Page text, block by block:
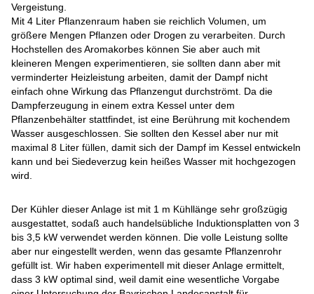
Vergeistung.
Mit 4 Liter Pflanzenraum haben sie reichlich Volumen, um
größere Mengen Pflanzen oder Drogen zu verarbeiten. Durch
Hochstellen des Aromakorbes können Sie aber auch mit
kleineren Mengen experimentieren, sie sollten dann aber mit
verminderter Heizleistung arbeiten, damit der Dampf nicht
einfach ohne Wirkung das Pflanzengut durchströmt. Da die
Dampferzeugung in einem extra Kessel unter dem
Pflanzenbehälter stattfindet, ist eine Berührung mit kochendem
Wasser ausgeschlossen. Sie sollten den Kessel aber nur mit
maximal 8 Liter füllen, damit sich der Dampf im Kessel entwickeln
kann und bei Siedeverzug kein heißes Wasser mit hochgezogen
wird.
Der Kühler dieser Anlage ist mit 1 m Kühllänge sehr großzügig
ausgestattet, sodaß auch handelsübliche Induktionsplatten von 3
bis 3,5 kW verwendet werden können. Die volle Leistung sollte
aber nur eingestellt werden, wenn das gesamte Pflanzenrohr
gefüllt ist. Wir haben experimentell mit dieser Anlage ermittelt,
dass 3 kW optimal sind, weil damit eine wesentliche Vorgabe